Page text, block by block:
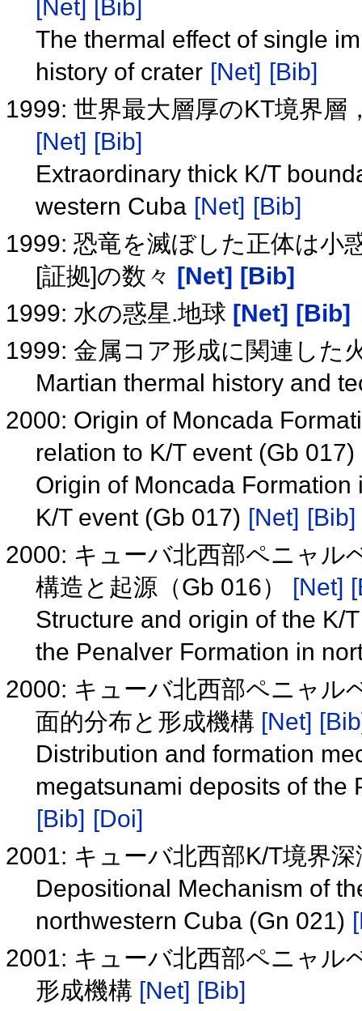
[Net] [Bib]
The thermal effect of single
history of crater [Net] [Bib]
1999: 世界最大層厚のKT境界
[Net] [Bib]
Extraordinary thick K/T
western Cuba [Net] [Bib]
1999: 恐竜を滅ぼした正体は小
[証拠]の数々 [Net] [Bib]
1999: 水の惑星.地球 [Net] [Bib]
1999: 金属コア形成に関連した
Martian thermal history and
2000: Origin of Moncada
relation to K/T event (Gb 017)
Origin of Moncada
K/T event (Gb 017) [Net] [Bib]
2000: キューバ北西部ペニャル
構造と起源（Gb 016） [Net]
Structure and origin of the K/
the Penalver Formation in
2000: キューバ北西部ペニャル
面的分布と形成機構 [Net]
Distribution and formation
megatsunami deposits of
[Bib] [Doi]
2001: キューバ北西部K/T境界
Depositional Mechanism of
northwestern Cuba (Gn 021)
2001: キューバ北西部ペニャル
形成機構 [Net] [Bib]